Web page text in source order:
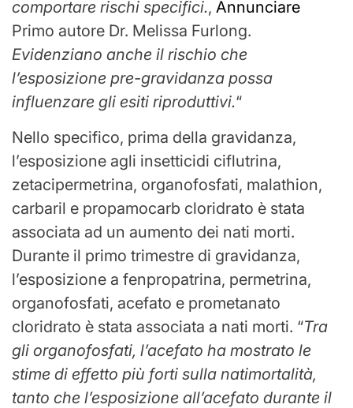
comportare rischi specifici., Annunciare
Primo autore Dr. Melissa Furlong.
Evidenziano anche il rischio che
l’esposizione pre-gravidanza possa
influenzare gli esiti riproduttivi.“
Nello specifico, prima della gravidanza,
l’esposizione agli insetticidi ciflutrina,
zetacipermetrina, organofosfati, malathion,
carbaril e propamocarb cloridrato è stata
associata ad un aumento dei nati morti.
Durante il primo trimestre di gravidanza,
l’esposizione a fenpropatrina, permetrina,
organofosfati, acefato e prometanato
cloridrato è stata associata a nati morti. “Tra
gli organofosfati, l’acefato ha mostrato le
stime di effetto più forti sulla natimortalità,
tanto che l’esposizione all’acefato durante il